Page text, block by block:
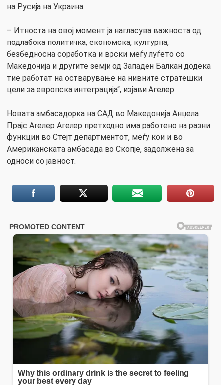
на Русија на Украина.
– Итноста на овој момент ја нагласува важноста од
подлабока политичка, економска, културна,
безбедносна соработка и врски меѓу луѓето со
Македонија и другите земји од Западен Балкан додека
тие работат на остварување на нивните стратешки
цели за европска интеграција“, изјави Агелер.
Новата амбасадорка на САД во Македонија Анџела
Прајс Агелер Агелер претходно има работено на разни
функции во Стејт департментот, меѓу кои и во
Американската амбасада во Скопје, задолжена за
односи со јавност.